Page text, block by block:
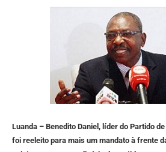
Luanda – Benedito Daniel, líder do Partido
foi reeleito para mais um mandato à frente